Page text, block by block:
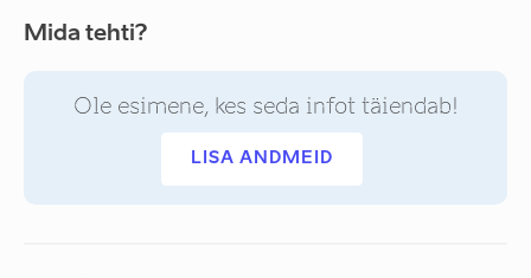
Mida tehti?
Ole esimene, kes seda infot täiendab!
LISA ANDMEID